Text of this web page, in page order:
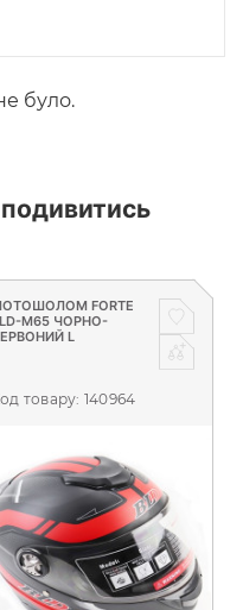
було.
FORTE
M65 ЧОРНО-
L
товару: 140964